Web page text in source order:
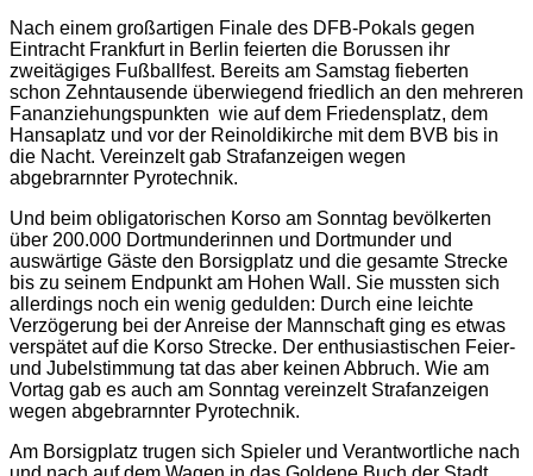
Nach einem großartigen Finale des DFB-Pokals gegen
Eintracht Frankfurt in Berlin feierten die Borussen ihr
zweitägiges Fußballfest. Bereits am Samstag fieberten
schon Zehntausende überwiegend friedlich an den mehreren
Fananziehungspunkten wie auf dem Friedensplatz, dem
Hansaplatz und vor der Reinoldikirche mit dem BVB bis in
die Nacht. Vereinzelt gab Strafanzeigen wegen
abgebrarnnter Pyrotechnik.
Und beim obligatorischen Korso am Sonntag bevölkerten
über 200.000 Dortmunderinnen und Dortmunder und
auswärtige Gäste den Borsigplatz und die gesamte Strecke
bis zu seinem Endpunkt am Hohen Wall. Sie mussten sich
allerdings noch ein wenig gedulden: Durch eine leichte
Verzögerung bei der Anreise der Mannschaft ging es etwas
verspätet auf die Korso Strecke. Der enthusiastischen Feier-
und Jubelstimmung tat das aber keinen Abbruch. Wie am
Vortag gab es auch am Sonntag vereinzelt Strafanzeigen
wegen abgebrarnnter Pyrotechnik.
Am Borsigplatz trugen sich Spieler und Verantwortliche nach